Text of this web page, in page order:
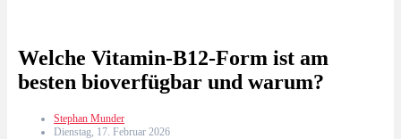
Welche Vitamin-B12-Form ist am
besten bioverfügbar und warum?
Stephan Munder
Dienstag, 17. Februar 2026